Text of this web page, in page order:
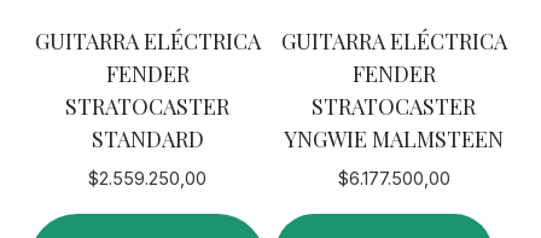
GUITARRA ELÉCTRICA
FENDER
STRATOCASTER
STANDARD
$2.559.250,00
GUITARRA ELÉCTRICA
FENDER
STRATOCASTER
YNGWIE MALMSTEEN
$6.177.500,00